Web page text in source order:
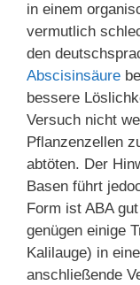
in einem
vermutlich
den
Abscisinsäure
bessere
Versuch nicht
Pflanzenzellen
abtöten. Der
Basen führt
Form ist ABA
genügen einige
Kalilauge) in
anschließende